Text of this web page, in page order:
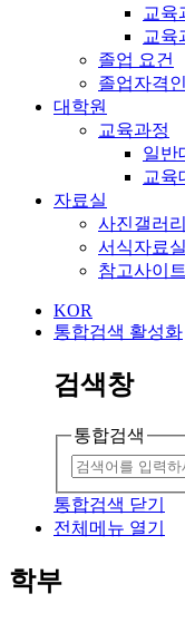
교육
교육
졸업 요건
졸업자격
대학원
교육과정
일반
교육
자료실
사진갤러리
서식자료실
참고사이트
KOR
통합검색 활성화
검색창
통합검색
통합검색 닫기
전체메뉴 열기
학부